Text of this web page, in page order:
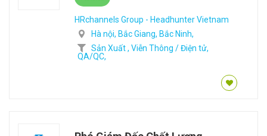
HRchannels Group - Headhunter Vietnam
Hà nội, Bắc Giang, Bắc Ninh,
Sản Xuất , Viễn Thông / Điện tử,
QA/QC,